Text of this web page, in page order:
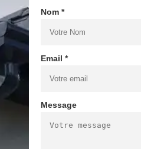
Nom *
Email *
Message